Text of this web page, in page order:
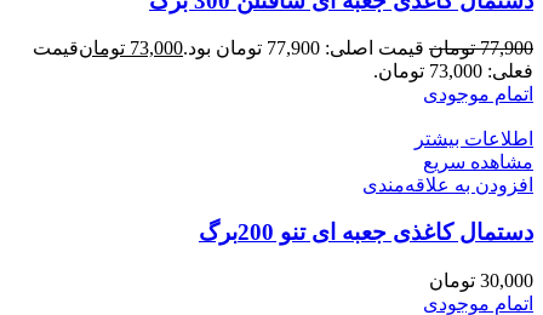
77,900 تومان قیمت اصلی: 77,900 تومان بود. 73,000 تومانقیمت
فعلی: 73,000 تومان.
اتمام موجودی
اطلاعات بیشتر
مشاهده سریع
افزودن به علاقه‌مندی
دستمال کاغذی جعبه ای تنو 200برگ
30,000 تومان
اتمام موجودی